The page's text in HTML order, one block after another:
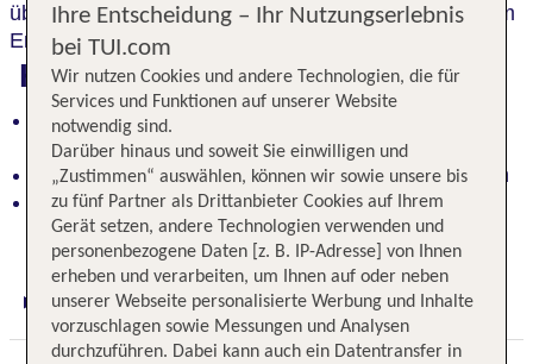
überzeugen. Dieneue Wellnesslandschaftlädt zum
Entspannen und Verwöhnen ein.
Highlights
Tradition trifft Moderne: Ein Hotel voller Charme
und zeitlosem Flair
Wellnesslandschaft zum Träumen und Verwöhnen
Naturidylle am Stadtrand: Exklusive Lage mit
grünen Oasen und Golfplätzen
Digitaler und telefonischer 24/7 TUI Service
Ihre Entscheidung – Ihr Nutzungserlebnis
bei TUI.com
Wir nutzen Cookies und andere Technologien, die für
Services und Funktionen auf unserer Website
notwendig sind.
Darüber hinaus und soweit Sie einwilligen und
„Zustimmen“ auswählen, können wir sowie unsere bis
zu fünf Partner als Drittanbieter Cookies auf Ihrem
Gerät setzen, andere Technologien verwenden und
personenbezogene Daten [z. B. IP-Adresse] von Ihnen
erheben und verarbeiten, um Ihnen auf oder neben
unserer Webseite personalisierte Werbung und Inhalte
vorzuschlagen sowie Messungen und Analysen
durchzuführen. Dabei kann auch ein Datentransfer in